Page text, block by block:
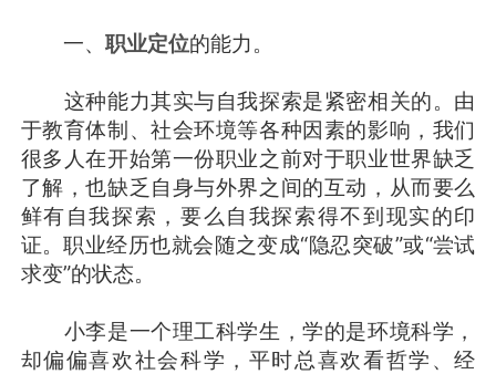
一、 职业定位的能力。
这种能力其实与自我探索是紧密相关的。由
于教育体制、社会环境等各种因素的影响，我们
很多人在开始第一份职业之前对于职业世界缺乏
了解，也缺乏自身与外界之间的互动，从而要么
鲜有自我探索，要么自我探索得不到现实的印
证。职业经历也就会随之变成“隐忍突破”或“尝试
求变”的状态。
小李是一个理工科学生，学的是环境科学，
却偏偏喜欢社会科学，平时总喜欢看哲学、经